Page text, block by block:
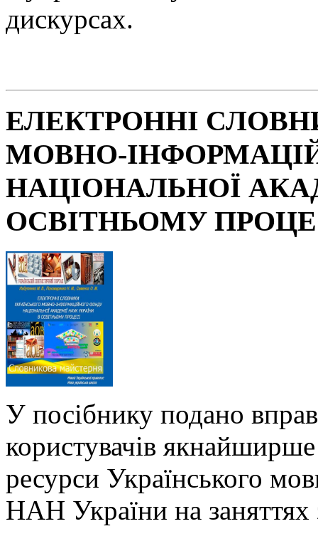
дискурсах.
ЕЛЕКТРОННІ
МОВНО-
НАЦІОНАЛЬНОЇ
ОСВІТНЬОМУ
У посібнику подано
користувачів
ресурси Українського
НАН України на заняттях